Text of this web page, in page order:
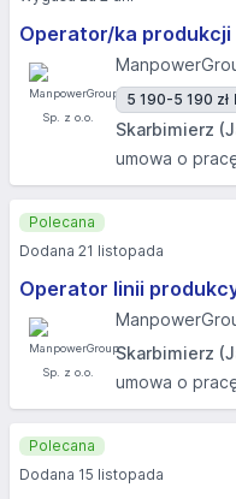
Operator/ka produkcji
5 190-5 190 zł
Skarbimierz
umowa o
Operator linii
Skarbimierz
umowa o
Polecana
Dodana 21 listopada
Polecana
Dodana 15 listopada